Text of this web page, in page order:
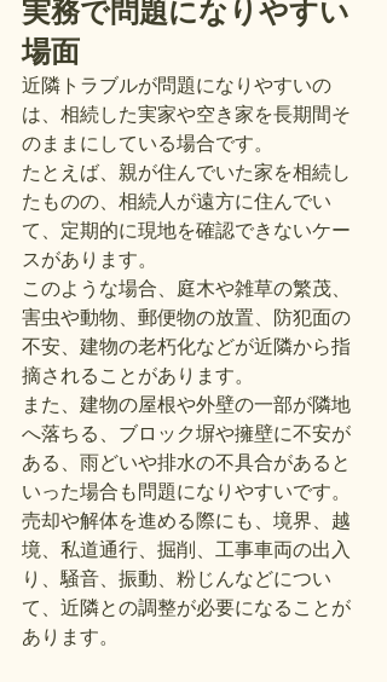
実務で問題になりやすい
場面
近隣トラブルが問題になりやすいの
は、相続した実家や空き家を長期間そ
のままにしている場合です。
たとえば、親が住んでいた家を相続し
たものの、相続人が遠方に住んでい
て、定期的に現地を確認できないケー
スがあります。
このような場合、庭木や雑草の繁茂、
害虫や動物、郵便物の放置、防犯面の
不安、建物の老朽化などが近隣から指
摘されることがあります。
また、建物の屋根や外壁の一部が隣地
へ落ちる、ブロック塀や擁壁に不安が
ある、雨どいや排水の不具合があると
いった場合も問題になりやすいです。
売却や解体を進める際にも、境界、越
境、私道通行、掘削、工事車両の出入
り、騒音、振動、粉じんなどについ
て、近隣との調整が必要になることが
あります。